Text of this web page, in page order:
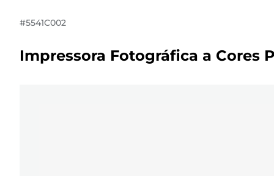
#5541C002
Impressora Fotográfica a Cores